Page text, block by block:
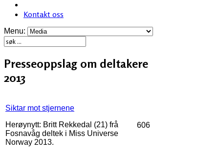
Kontakt oss
Menu:
Presseoppslag om deltakere
2013
Siktar mot stjernene
Herøynytt: Britt Rekkedal (21) frå
Fosnavåg deltek i Miss Universe
Norway 2013.
606